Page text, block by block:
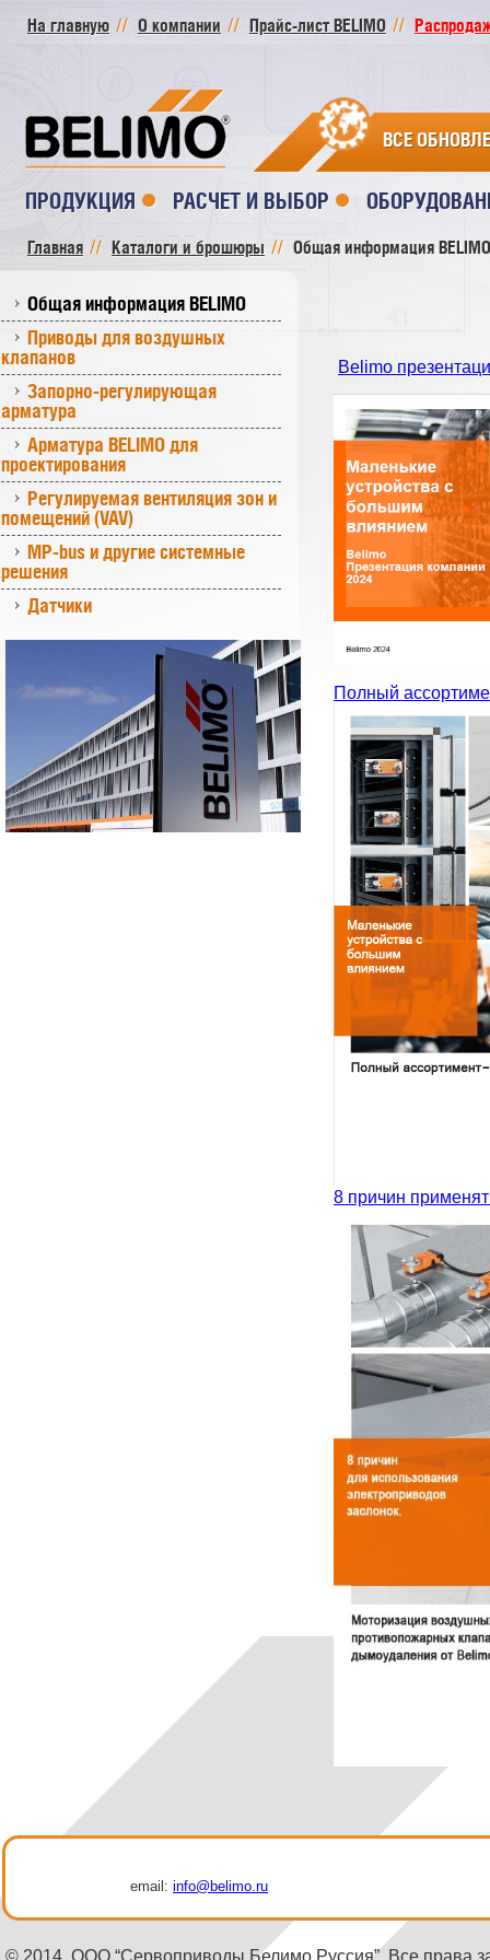
На главную О компании Прайс-лист BELIMO
ВСЕ
ПРОДУКЦИЯ РАСЧЕТ И ВЫБОР
Главная Каталоги и брошюры Общая информация BELIMO
Общая информация BELIMO
Приводы для воздушных
клапанов
Запорно-регулирующая
арматура
Арматура BELIMO для
проектирования
Регулируемая вентиляция зон и
помещений (VAV)
MP-bus и другие системные
решения
Датчики
Belimo
Полный
8 причин
email: info@belimo.ru
© 2014, ООО “Сервоприводы Белимо Руссия”. Все права